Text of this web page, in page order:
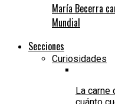
María Becerra
Mundial
Secciones
Curiosidades
La carne